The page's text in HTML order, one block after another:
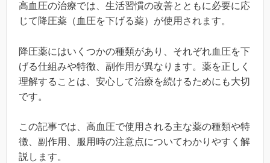
高血圧の治療では、生活習慣の改善とともに必要に応
じて降圧薬（血圧を下げる薬）が使用されます。
降圧薬にはいくつかの種類があり、それぞれ血圧を下
げる仕組みや特徴、副作用が異なります。薬を正しく
理解することは、安心して治療を続けるためにも大切
です。
この記事では、高血圧で使用される主な薬の種類や特
徴、副作用、服用時の注意点についてわかりやすく解
説します。